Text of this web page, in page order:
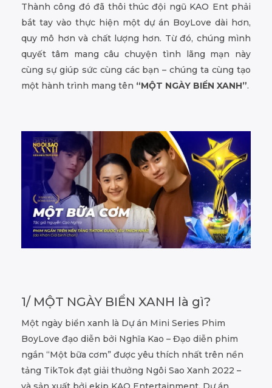
Thành công đó đã thôi thúc đội ngũ KAO Ent phải
bắt tay vào thực hiện một dự án BoyLove dài hơn,
quy mô hơn và chất lượng hơn. Từ đó, chúng mình
quyết tâm mang câu chuyện tình lãng mạn này
cùng sự giúp sức cùng các bạn – chúng ta cùng tạo
một hành trình mang tên “MỘT NGÀY BIỂN XANH”.
1/ MỘT NGÀY BIỂN XANH là gì?
Một ngày biển xanh là Dự án Mini Series Phim
BoyLove đạo diễn bởi Nghĩa Kao – Đạo diễn phim
ngắn “Một bữa cơm” được yêu thích nhất trên nền
tảng TikTok đạt giải thưởng Ngôi Sao Xanh 2022 –